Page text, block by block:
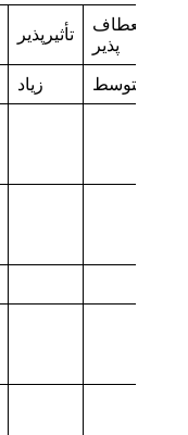
تأثيرپذیر
انعطاف
پذير
زياد متوسط